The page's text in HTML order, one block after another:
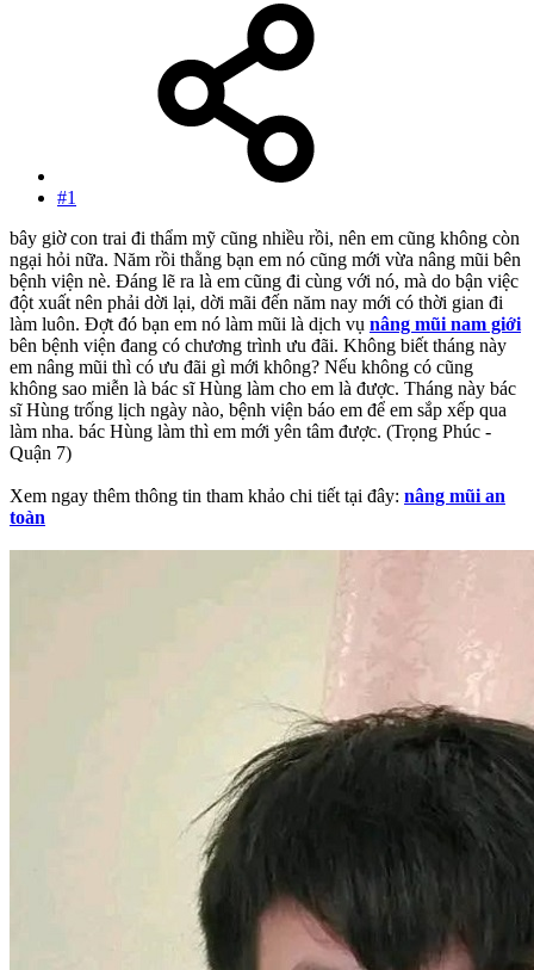
#1
bây giờ con trai đi thẩm mỹ cũng nhiều rồi, nên em cũng không còn
ngại hỏi nữa. Năm rồi thằng bạn em nó cũng mới vừa nâng mũi bên
bệnh viện nè. Đáng lẽ ra là em cũng đi cùng với nó, mà do bận việc
đột xuất nên phải dời lại, dời mãi đến năm nay mới có thời gian đi
làm luôn. Đợt đó bạn em nó làm mũi là dịch vụ nâng mũi nam giới
bên bệnh viện đang có chương trình ưu đãi. Không biết tháng này
em nâng mũi thì có ưu đãi gì mới không? Nếu không có cũng
không sao miễn là bác sĩ Hùng làm cho em là được. Tháng này bác
sĩ Hùng trống lịch ngày nào, bệnh viện báo em để em sắp xếp qua
làm nha. bác Hùng làm thì em mới yên tâm được. (Trọng Phúc -
Quận 7)
Xem ngay thêm thông tin tham khảo chi tiết tại đây: nâng mũi an
toàn